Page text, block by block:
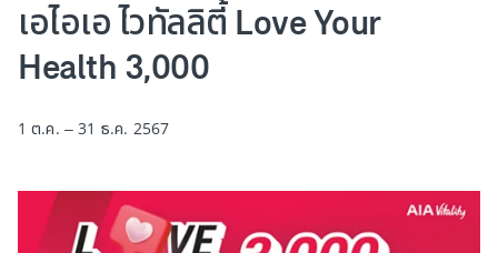
เอไอเอ ไวทัลลิตี้ Love Your
Health 3,000
1 ต.ค. – 31 ธ.ค. 2567